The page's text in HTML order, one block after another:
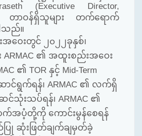
(Executive Director,
တာဝန်ရှိသူများ တက်ရောက်
သည်။
ဝေးတွင် ၂၀၂၂ခုနှစ်၊
၏ အထူးစည်းအဝေး
၏ TOR နှင့် Mid-Term
ာင်ရွက်ရန်၊ ARMAC ၏ လက်ရှိ
င်သုံးသပ်ရန်၊ ARMAC ၏
က်အပံ့တို့ကို ကောင်းမွန်စေရန်
ြု ဆုံးဖြတ်ချက်ချမှတ်ခဲ့